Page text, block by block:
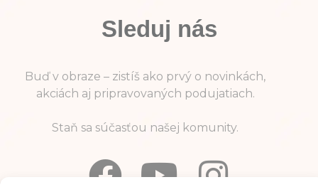
Sleduj nás
Buď v obraze – zistíš ako prvý o novinkách,
akciách aj pripravovaných podujatiach.
Staň sa súčasťou našej komunity.